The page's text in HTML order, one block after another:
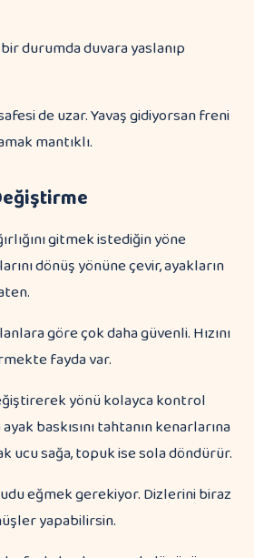
durumda duvara yaslanıp
de uzar. Yavaş gidiyorsan freni
mantıklı.
gitmek istediğin yöne
dönüş yönüne çevir, ayakların
göre çok daha güvenli. Hızını
fayda var.
yönü kolayca kontrol
baskısını tahtanın kenarlarına
ucu sağa, topuk ise sola döndürür.
eğmek gerekiyor. Dizlerini biraz
yapabilirsin.